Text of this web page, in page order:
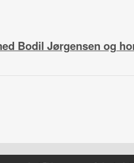
Bodil Jørgensen og